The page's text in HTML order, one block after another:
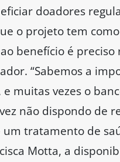
doadores
o projeto tem
benefício é preciso
“Sabemos a
muitas vezes o
não dispondo de
tratamento de
Motta, a